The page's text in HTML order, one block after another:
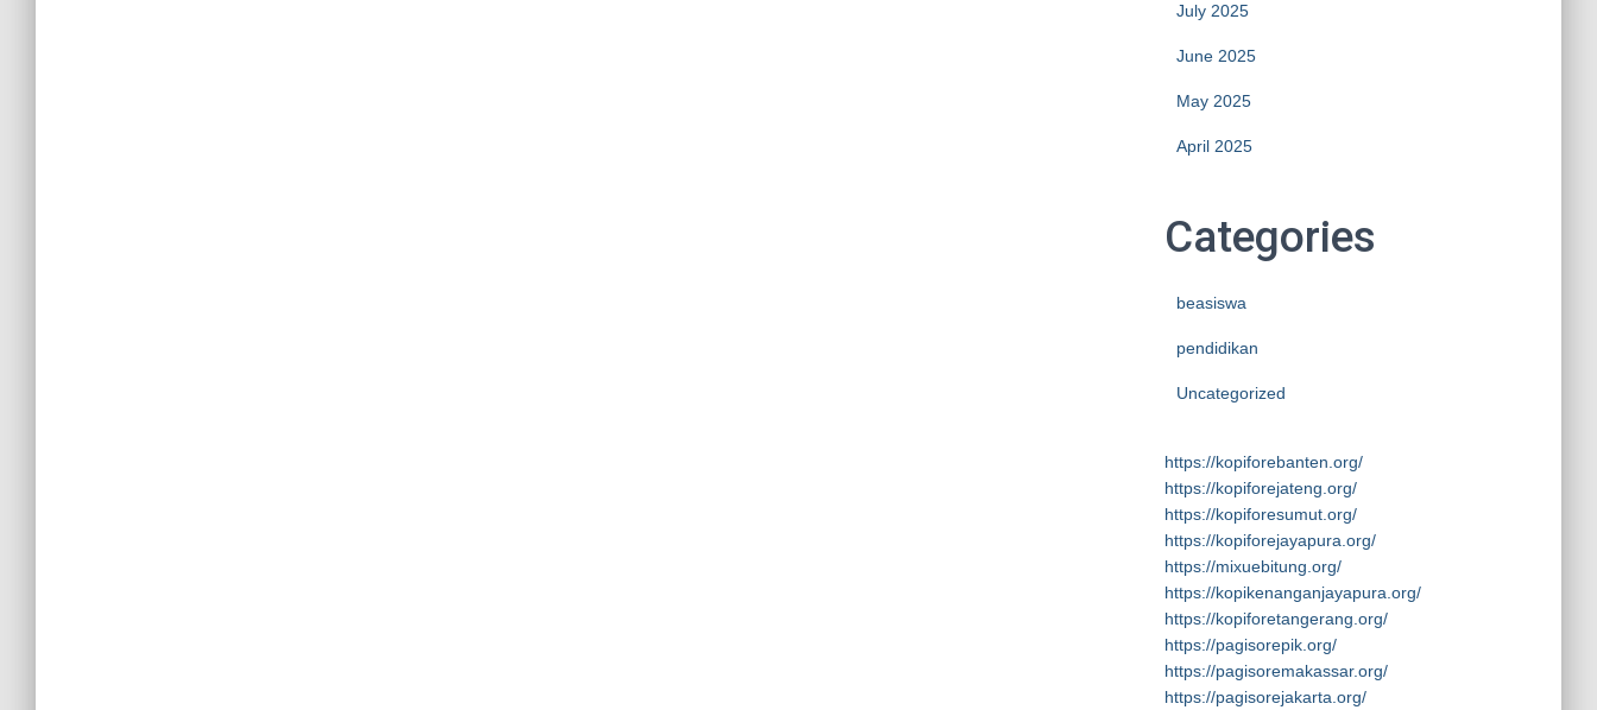
July 2025
June 2025
May 2025
April 2025
Categories
beasiswa
pendidikan
Uncategorized
https://kopiforebanten.org/
https://kopiforejateng.org/
https://kopiforesumut.org/
https://kopiforejayapura.org/
https://mixuebitung.org/
https://kopikenanganjayapura.org/
https://kopiforetangerang.org/
https://pagisorepik.org/
https://pagisoremakassar.org/
https://pagisorejakarta.org/